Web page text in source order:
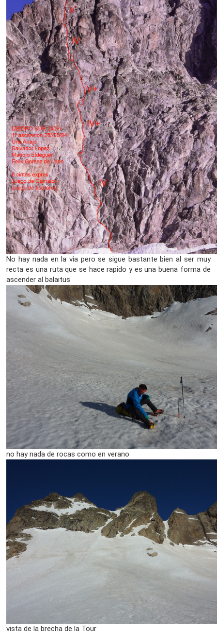
No hay nada en la via pero se sigue bastante bien al ser muy
recta es una ruta que se hace rapido y es una buena forma de
ascender al balaitus
no hay nada de rocas como en verano
vista de la brecha de la Tour